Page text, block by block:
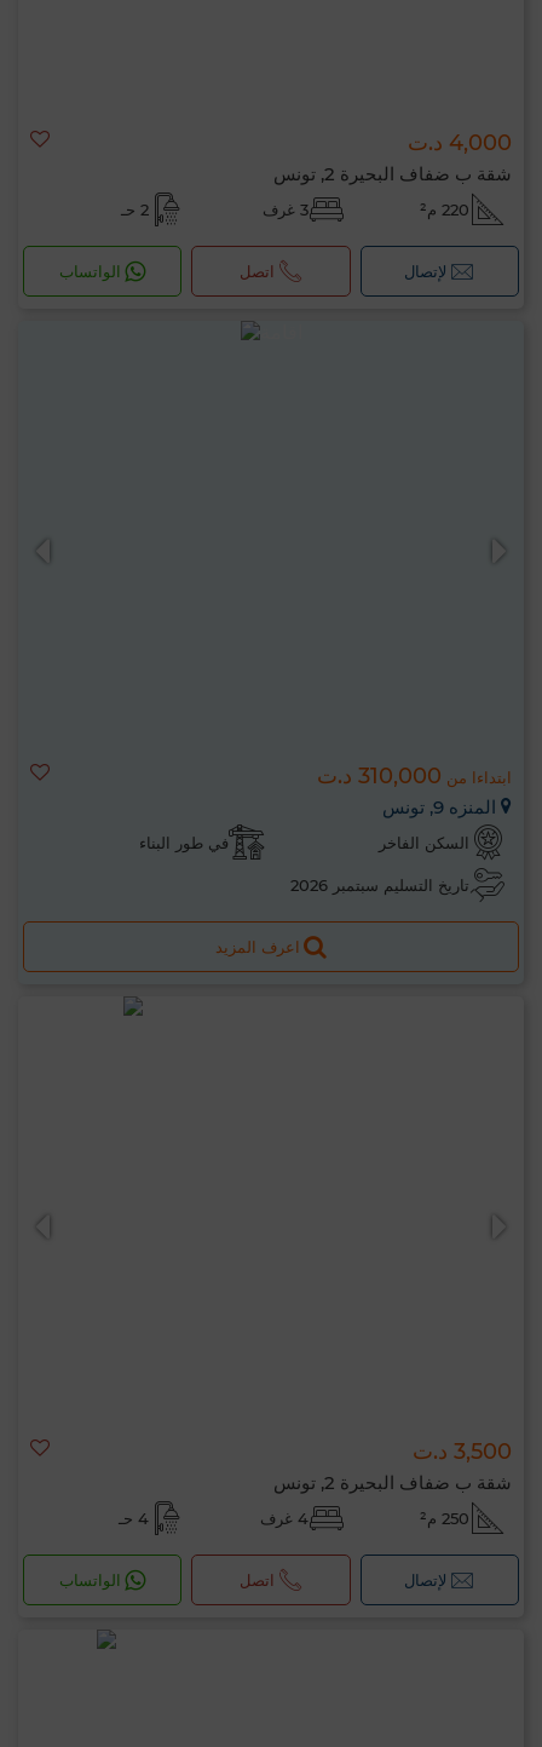
4,000 د.ت
شقة ب ضفاف البحيرة 2, تونس
220 م² 3 غرف 2 حـ
لإتصال اتصل الواتساب
ابتداءا من 310,000 د.ت
المنزه 9, تونس
السكن الفاخر في طور البناء
تاريخ التسليم سبتمبر 2026
اعرف المزيد
3,500 د.ت
شقة ب ضفاف البحيرة 2, تونس
250 م² 4 غرف 4 حـ
لإتصال اتصل الواتساب